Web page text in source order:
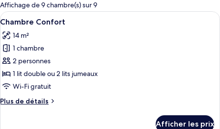
pour
les
chambres
Affichage de 9 chambre(s) sur 9
Afficher
toutes
les
photos
pour
ce
type
chambre :
Une chambre d’hôtel moderne
5
Chambre Confort
14 m²
1 chambre
2 personnes
1 lit double ou 2 lits jumeaux
Wi-Fi gratuit
Plus de détails
Plus
Afficher les prix